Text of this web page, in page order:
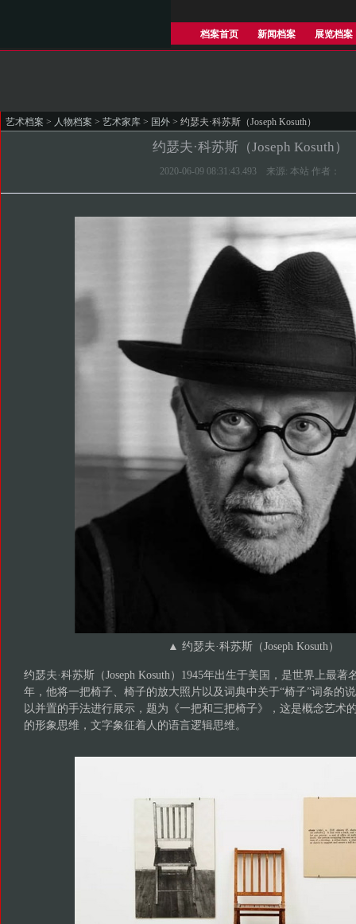
档案首页 新闻档案 展览档案
艺术档案 > 人物档案 > 艺术家库 > 国外 > 约瑟夫·科苏斯（Joseph Kosuth）
约瑟夫·科苏斯（Joseph Kosuth）
2020-06-09 08:31:43.493 来源: 本站 作者：
▲ 约瑟夫·科苏斯（Joseph Kosuth）
约瑟夫·科苏斯（Joseph Kosuth）1945年出生于美国，是世界上最著
年，他将一把椅子、椅子的放大照片以及词典中关于“椅子”词条的
以并置的手法进行展示，题为《一把和三把椅子》，这是概念艺术
的形象思维，文字象征着人的语言逻辑思维。